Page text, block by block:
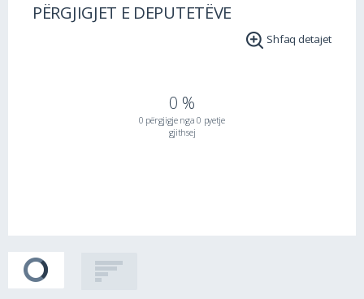
PËRGJIGJET E DEPUTETËVE
Shfaq detajet
0 %
0 përgjigje nga 0 pyetje
gjithsej